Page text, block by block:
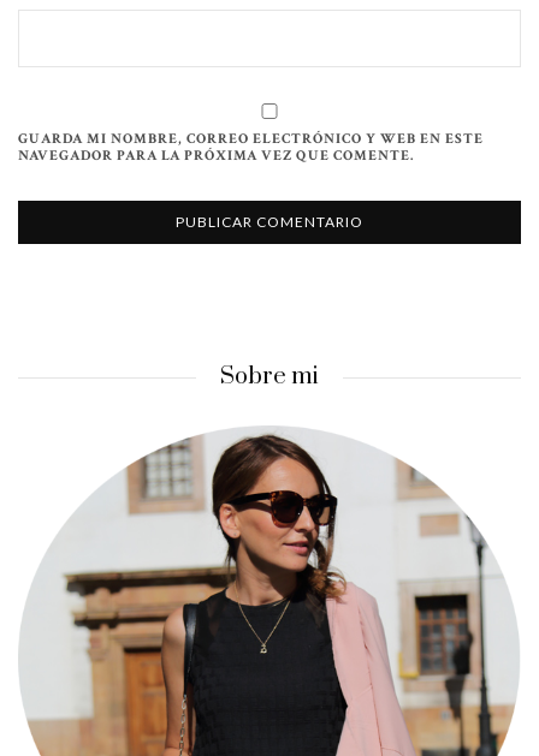
GUARDA MI NOMBRE, CORREO ELECTRÓNICO Y WEB EN ESTE
NAVEGADOR PARA LA PRÓXIMA VEZ QUE COMENTE.
Sobre mi